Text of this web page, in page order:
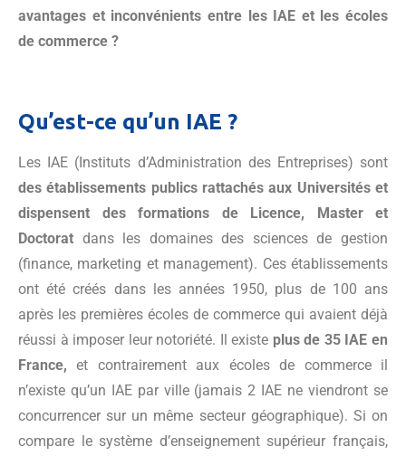
avantages et inconvénients entre les IAE et les écoles
de commerce ?
Qu’est-ce qu’un IAE ?
Les IAE (Instituts d’Administration des Entreprises) sont
des établissements publics rattachés aux Universités et
dispensent des formations de Licence, Master et
Doctorat dans les domaines des sciences de gestion
(finance, marketing et management). Ces établissements
ont été créés dans les années 1950, plus de 100 ans
après les premières écoles de commerce qui avaient déjà
réussi à imposer leur notoriété. Il existe plus de 35 IAE en
France, et contrairement aux écoles de commerce il
n’existe qu’un IAE par ville (jamais 2 IAE ne viendront se
concurrencer sur un même secteur géographique). Si on
compare le système d’enseignement supérieur français,